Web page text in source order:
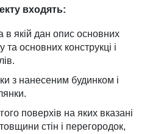
входять:
в якій дан опис основних
та основних конструкці і
з нанесеним будинком і
поверхів на яких вказані
стін і перегородок,